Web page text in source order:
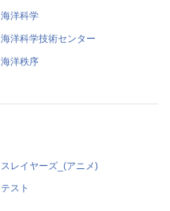
海洋科学
海洋科学技術センター
海洋秩序
スレイヤーズ_(アニメ)
テスト